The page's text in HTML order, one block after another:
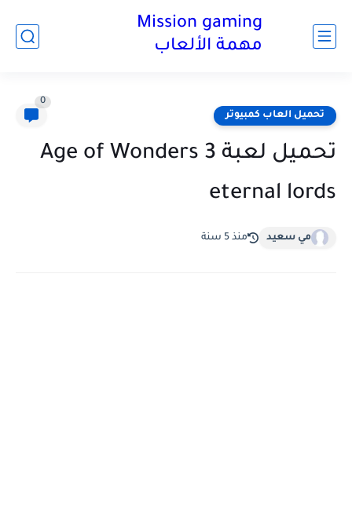
Mission gaming
مهمة الألعاب
تحميل العاب كمبيوتر
0
تحميل لعبة Age of Wonders 3
eternal lords
مي سعيد منذ 5 سنة